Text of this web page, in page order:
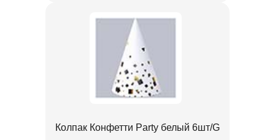
Колпак Конфетти Party белый 6шт/G